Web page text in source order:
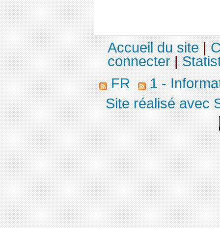
Accueil du site|
connecter|
FR
1 -
Site réalisé avec